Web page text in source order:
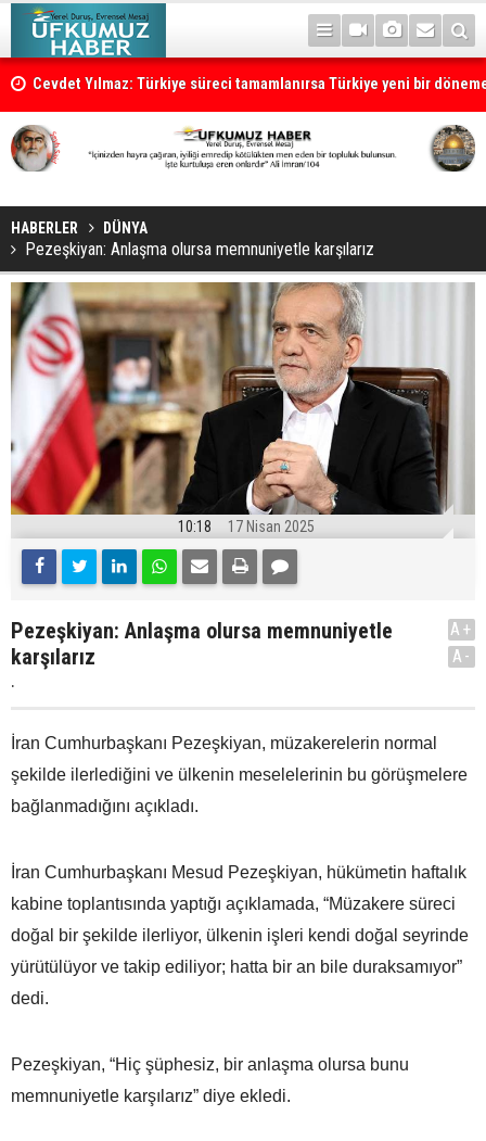
Cevdet Yılmaz: Türkiye süreci tamamlanırsa Türkiye yeni bir
HABERLER DÜNYA
Pezeşkiyan: Anlaşma olursa memnuniyetle karşılarız
10:18 17 Nisan 2025
Pezeşkiyan: Anlaşma olursa memnuniyetle
karşılarız
.
A+
A-
İran Cumhurbaşkanı Pezeşkiyan, müzakerelerin normal
şekilde ilerlediğini ve ülkenin meselelerinin bu görüşmelere
bağlanmadığını açıkladı.
İran Cumhurbaşkanı Mesud Pezeşkiyan, hükümetin haftalık
kabine toplantısında yaptığı açıklamada, “Müzakere süreci
doğal bir şekilde ilerliyor, ülkenin işleri kendi doğal seyrinde
yürütülüyor ve takip ediliyor; hatta bir an bile duraksamıyor”
dedi.
Pezeşkiyan, “Hiç şüphesiz, bir anlaşma olursa bunu
memnuniyetle karşılarız” diye ekledi.